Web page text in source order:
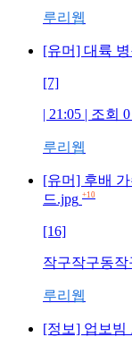
루리웹
[유머] 대륙
[7]
| 21:05 | 조회 0
루리웹
[유머] 후배
드.jpg +10
[16]
작구작구동작
루리웹
[정보] 업보빔